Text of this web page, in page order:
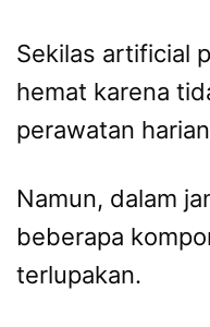
Sekilas artificial
hemat karena
perawatan
Namun, dalam
beberapa
terlupakan.